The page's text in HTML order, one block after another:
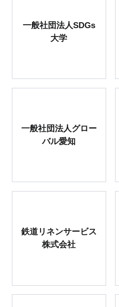
一般社団法人SDGs
大学
一般社団法人グロー
バル愛知
鉄道リネンサービス
株式会社